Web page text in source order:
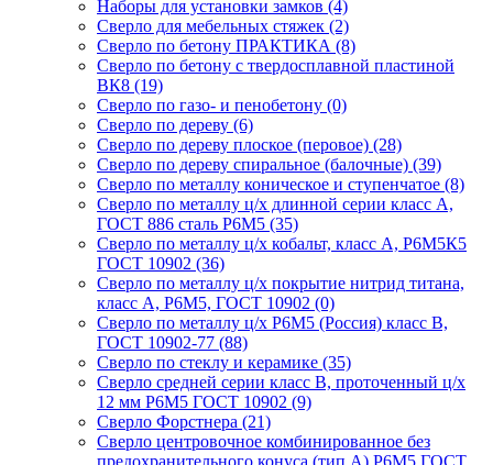
Наборы для установки замков (4)
Сверло для мебельных стяжек (2)
Сверло по бетону ПРАКТИКА (8)
Сверло по бетону с твердосплавной пластиной
ВК8 (19)
Сверло по газо- и пенобетону (0)
Сверло по дереву (6)
Сверло по дереву плоское (перовое) (28)
Сверло по дереву спиральное (балочные) (39)
Сверло по металлу коническое и ступенчатое (8)
Сверло по металлу ц/х длинной серии класс А,
ГОСТ 886 сталь Р6М5 (35)
Сверло по металлу ц/х кобальт, класс А, Р6М5К5
ГОСТ 10902 (36)
Сверло по металлу ц/х покрытие нитрид титана,
класс А, Р6М5, ГОСТ 10902 (0)
Сверло по металлу ц/х Р6М5 (Россия) класс В,
ГОСТ 10902-77 (88)
Сверло по стеклу и керамике (35)
Сверло средней серии класс В, проточенный ц/х
12 мм Р6М5 ГОСТ 10902 (9)
Сверло Форстнера (21)
Сверло центровочное комбинированное без
предохранительного конуса (тип А) Р6М5 ГОСТ